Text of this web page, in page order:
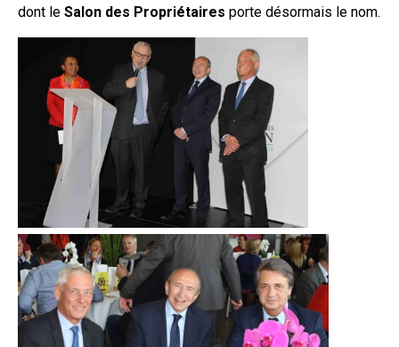
dont le Salon des Propriétaires porte désormais le nom.